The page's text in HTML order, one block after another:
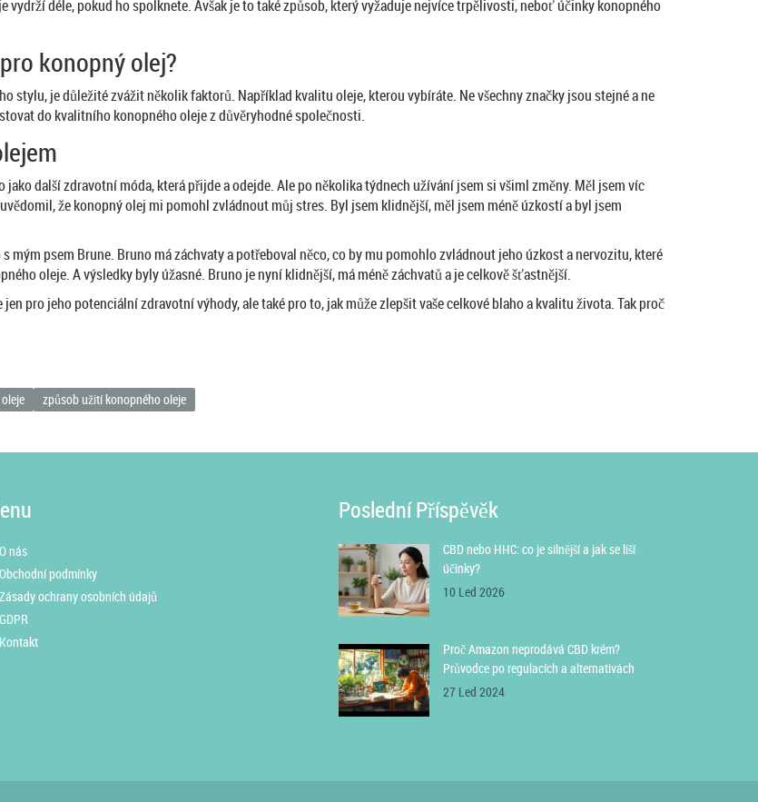
vydrží déle, pokud ho spolknete. Avšak je to také způsob, který vyžaduje nejvíce trpělivosti, neboť účinky konopného
konopný olej?
stylu, je důležité zvážit několik faktorů. Například kvalitu oleje, kterou vybíráte. Ne všechny značky jsou stejné a ne
do kvalitního konopného oleje z důvěryhodné společnosti.
další zdravotní móda, která přijde a odejde. Ale po několika týdnech užívání jsem si všiml změny. Měl jsem víc
že konopný olej mi pomohl zvládnout můj stres. Byl jsem klidnější, měl jsem méně úzkostí a byl jsem
mým psem Brune. Bruno má záchvaty a potřeboval něco, co by mu pomohlo zvládnout jeho úzkost a nervozitu, které
oleje. A výsledky byly úžasné. Bruno je nyní klidnější, má méně záchvatů a je celkově šťastnější.
pro jeho potenciální zdravotní výhody, ale také pro to, jak může zlepšit vaše celkové blaho a kvalitu života. Tak proč
způsob užití konopného oleje
O nás
Obchodní podmínky
Zásady ochrany osobních údajů
GDPR
Kontakt
Poslední Příspěvěk
CBD nebo HHC: co je silnější a jak se liší
účinky?
10 Led 2026
Proč Amazon neprodává CBD krém?
Průvodce po regulacích a alternativách
27 Led 2024